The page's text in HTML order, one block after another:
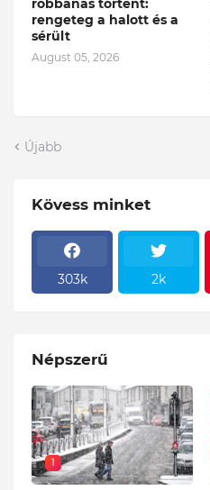
robbanás történt:
rengeteg a halott és a
sérült
August 05, 2026
Újabb
Kövess minket
303k 2k
Népszerű
1